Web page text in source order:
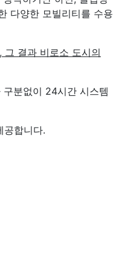
다양한 모빌리티를 수용
결과 비로소 도시의
분없이 24시간 시스템
공합니다.